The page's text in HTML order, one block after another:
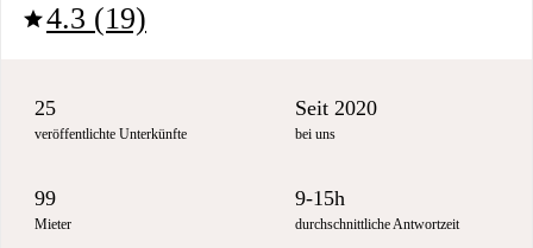
star4.3 (19)
25
veröffentlichte Unterkünfte
Seit 2020
bei uns
99
Mieter
9-15h
durchschnittliche Antwortzeit